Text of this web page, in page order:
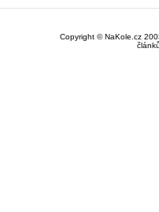
Copyright © NaKole.cz